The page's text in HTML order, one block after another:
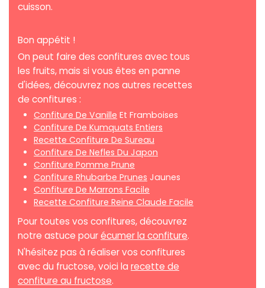
cuisson.
Bon appétit !
On peut faire des confitures avec tous
les fruits, mais si vous êtes en panne
d'idées, découvrez nos autres recettes
de confitures :
Confiture De Vanille Et Framboises
Confiture De Kumquats Entiers
Recette Confiture De Sureau
Confiture De Nefles Du Japon
Confiture Pomme Prune
Confiture Rhubarbe Prunes Jaunes
Confiture De Marrons Facile
Recette Confiture Reine Claude Facile
Pour toutes vos confitures, découvrez
notre astuce pourécumer la confiture.
N'hésitez pas à réaliser vos confitures
avec du fructose, voici la recette de
confiture au fructose.